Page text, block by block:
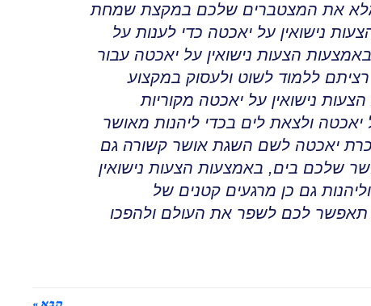
למלא את המצטברים שלכם במקצת שמחת
נישואין על יאכטה כדי לענות על
הצעות נישואין על יאכטה עבור
ללמוד לשוט ולעסוק במקצוע
נישואין על יאכטה מקוריות
יאכטה ולצאת לים בכדי ליהנות מאושר
יאכטה לשם השגת אושר קשורה גם
שלכם בים, באמצעות הצעות נישואין
גם כן מרגעים קטנים של
תאפשר לכם לשפר את העולם ולהפכו